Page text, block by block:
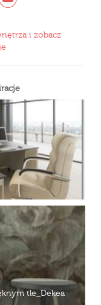
i zobacz
tle_Dekea